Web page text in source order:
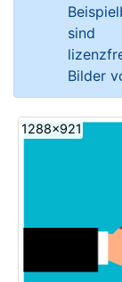
sind
Bilder
1288x921